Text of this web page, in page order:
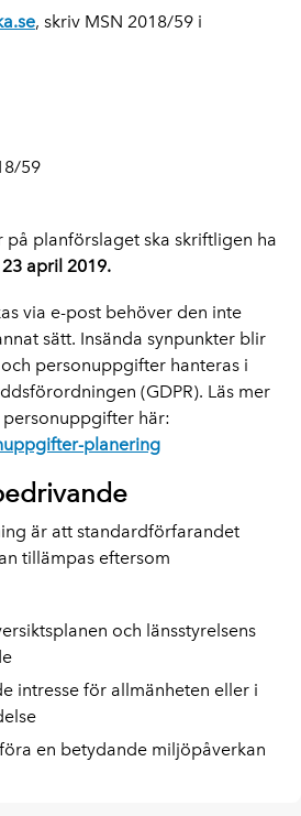
, skriv MSN 2018/59 i
59
på planförslaget ska skriftligen ha
april 2019.
via e-post behöver den inte
sätt. Insända synpunkter blir
personuppgifter hanteras i
(GDPR). Läs mer
här:
planering
är att standardförfarandet
tillämpas eftersom
och länsstyrelsens
intresse för allmänheten eller i
en betydande miljöpåverkan